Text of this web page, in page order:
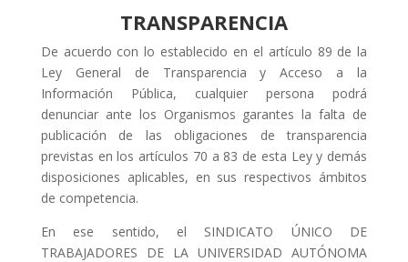
TRANSPARENCIA
De acuerdo con lo establecido en el artículo 89 de la
Ley General de Transparencia y Acceso a la
Información Pública, cualquier persona podrá
denunciar ante los Organismos garantes la falta de
publicación de las obligaciones de transparencia
previstas en los artículos 70 a 83 de esta Ley y demás
disposiciones aplicables, en sus respectivos ámbitos
de competencia.
En ese sentido, el SINDICATO ÚNICO DE
TRABAJADORES DE LA UNIVERSIDAD AUTÓNOMA